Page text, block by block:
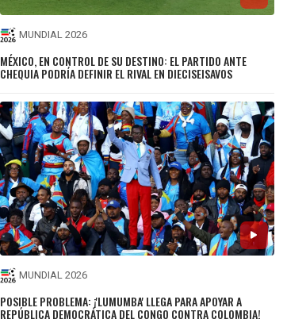
MUNDIAL 2026
MÉXICO, EN CONTROL DE SU DESTINO: EL PARTIDO ANTE
CHEQUIA PODRÍA DEFINIR EL RIVAL EN DIECISEISAVOS
MUNDIAL 2026
POSIBLE PROBLEMA: ¡'LUMUMBA' LLEGA PARA APOYAR A
REPÚBLICA DEMOCRÁTICA DEL CONGO CONTRA COLOMBIA!